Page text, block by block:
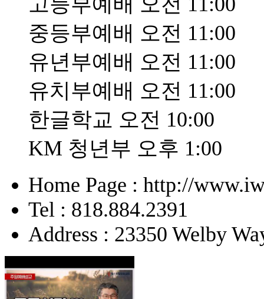
중등부예배 오전 11:00
유년부예배 오전 11:00
유치부예배 오전 11:00
한글학교 오전 10:00
KM 청년부 오후 1:00
Home Page : http://
Tel : 818.884.2391
Address : 23350 Welby